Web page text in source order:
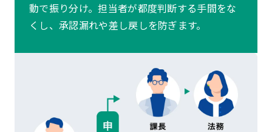
動で振り分け。担当者が都度判断する手間をな
くし、承認漏れや差し戻しを防ぎます。